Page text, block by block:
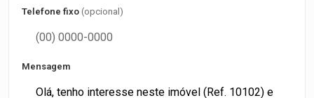
Telefone fixo (opcional)
Mensagem